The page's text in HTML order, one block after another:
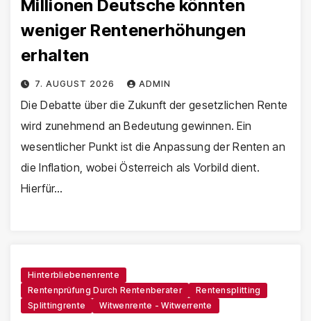
Millionen Deutsche könnten
weniger Rentenerhöhungen
erhalten
7. AUGUST 2026 ADMIN
Die Debatte über die Zukunft der gesetzlichen Rente
wird zunehmend an Bedeutung gewinnen. Ein
wesentlicher Punkt ist die Anpassung der Renten an
die Inflation, wobei Österreich als Vorbild dient.
Hierfür…
Hinterbliebenenrente
Rentenprüfung Durch Rentenberater
Rentensplitting
Splittingrente
Witwenrente - Witwerrente